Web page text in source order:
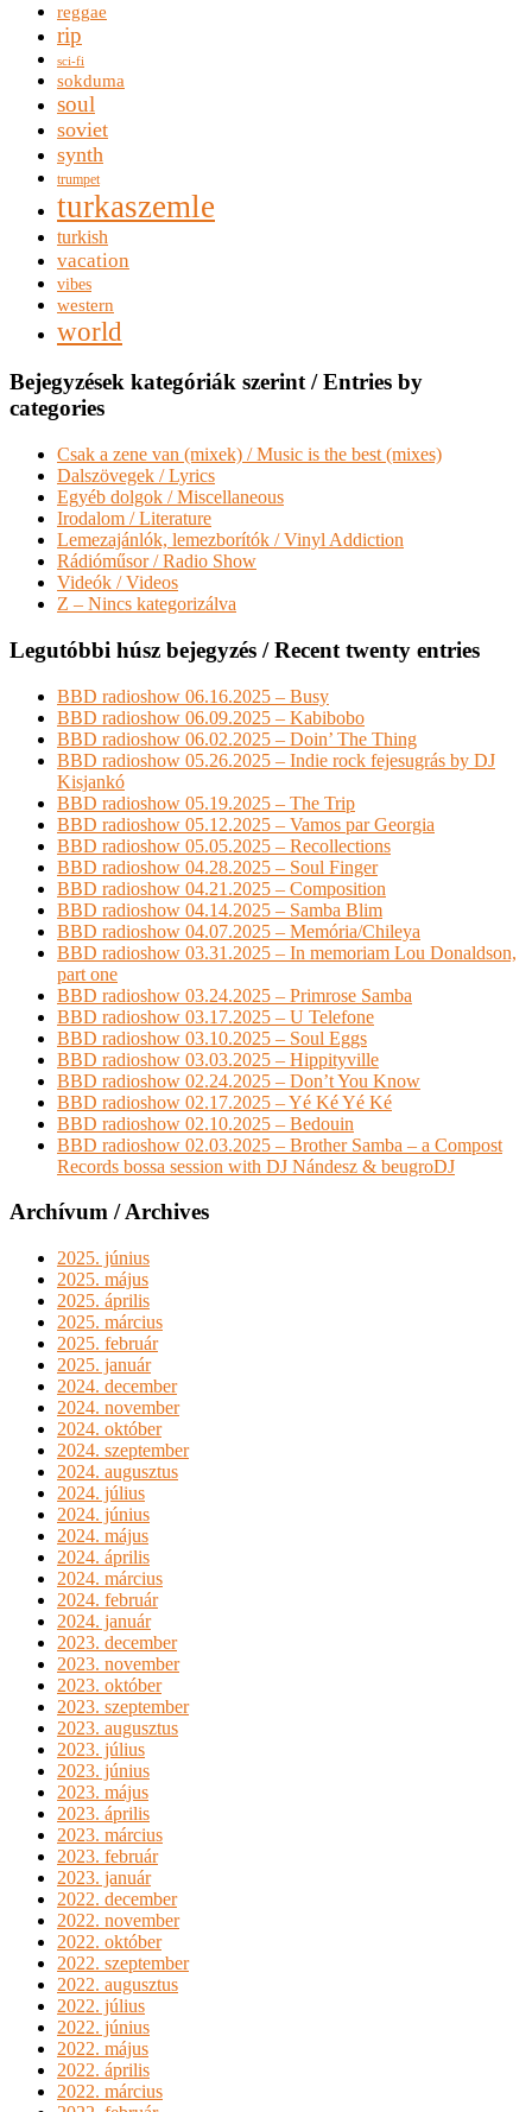
reggae
rip
sci-fi
sokduma
soul
soviet
synth
trumpet
turkaszemle
turkish
vacation
vibes
western
world
Bejegyzések kategóriák szerint / Entries by
categories
Csak a zene van (mixek) / Music is the best (mixes)
Dalszövegek / Lyrics
Egyéb dolgok / Miscellaneous
Irodalom / Literature
Lemezajánlók, lemezborítók / Vinyl Addiction
Rádióműsor / Radio Show
Videók / Videos
Z – Nincs kategorizálva
Legutóbbi húsz bejegyzés / Recent twenty entries
BBD radioshow 06.16.2025 – Busy
BBD radioshow 06.09.2025 – Kabibobo
BBD radioshow 06.02.2025 – Doin’ The Thing
BBD radioshow 05.26.2025 – Indie rock fejesugrás by DJ
Kisjankó
BBD radioshow 05.19.2025 – The Trip
BBD radioshow 05.12.2025 – Vamos par Georgia
BBD radioshow 05.05.2025 – Recollections
BBD radioshow 04.28.2025 – Soul Finger
BBD radioshow 04.21.2025 – Composition
BBD radioshow 04.14.2025 – Samba Blim
BBD radioshow 04.07.2025 – Memória/Chileya
BBD radioshow 03.31.2025 – In memoriam Lou Donaldson,
part one
BBD radioshow 03.24.2025 – Primrose Samba
BBD radioshow 03.17.2025 – U Telefone
BBD radioshow 03.10.2025 – Soul Eggs
BBD radioshow 03.03.2025 – Hippityville
BBD radioshow 02.24.2025 – Don’t You Know
BBD radioshow 02.17.2025 – Yé Ké Yé Ké
BBD radioshow 02.10.2025 – Bedouin
BBD radioshow 02.03.2025 – Brother Samba – a Compost
Records bossa session with DJ Nándesz & beugroDJ
Archívum / Archives
2025. június
2025. május
2025. április
2025. március
2025. február
2025. január
2024. december
2024. november
2024. október
2024. szeptember
2024. augusztus
2024. július
2024. június
2024. május
2024. április
2024. március
2024. február
2024. január
2023. december
2023. november
2023. október
2023. szeptember
2023. augusztus
2023. július
2023. június
2023. május
2023. április
2023. március
2023. február
2023. január
2022. december
2022. november
2022. október
2022. szeptember
2022. augusztus
2022. július
2022. június
2022. május
2022. április
2022. március